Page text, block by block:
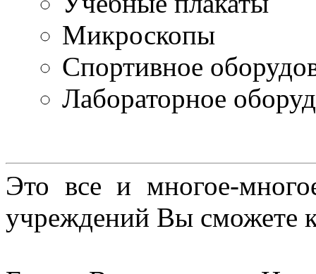
Микроскопы
Спортивное
Лабораторное
Это все и многое-
учреждений Вы сможете